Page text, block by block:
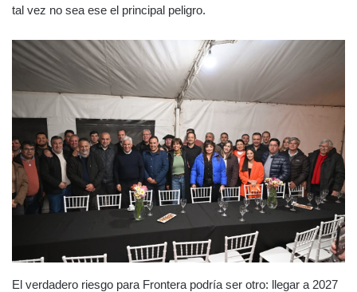
tal vez no sea ese el principal peligro.
El verdadero riesgo para Frontera podría ser otro: llegar a 2027